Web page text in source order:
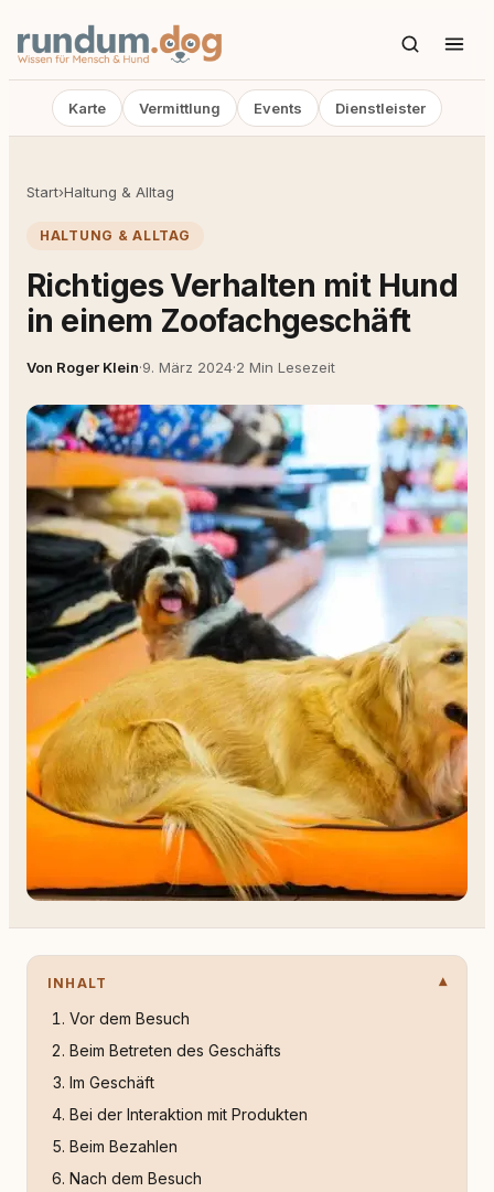
Karte Vermittlung Events Dienstleister
Start›Haltung & Alltag
HALTUNG & ALLTAG
Richtiges Verhalten mit Hund
in einem Zoofachgeschäft
Von Roger Klein·9. März 2024·2 Min Lesezeit
INHALT
Vor dem Besuch
Beim Betreten des Geschäfts
Im Geschäft
Bei der Interaktion mit Produkten
Beim Bezahlen
Nach dem Besuch